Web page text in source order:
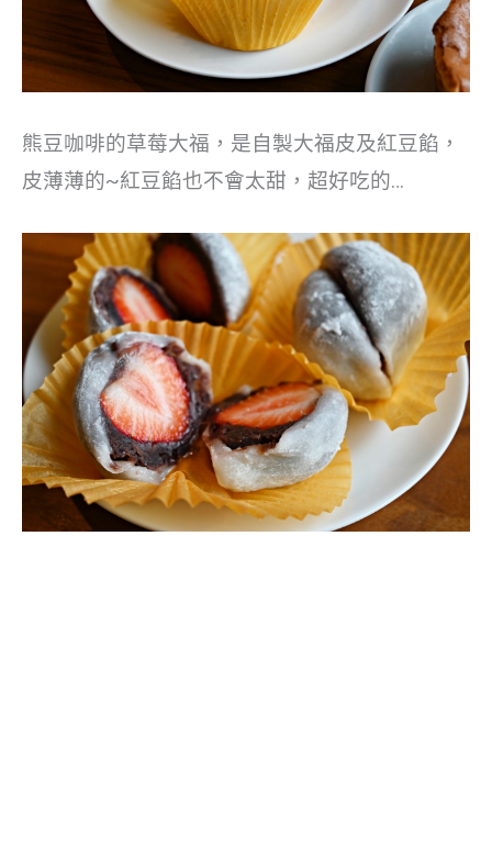
熊豆咖啡的草莓大福，是自製大福皮及紅豆餡，
皮薄薄的~紅豆餡也不會太甜，超好吃的…